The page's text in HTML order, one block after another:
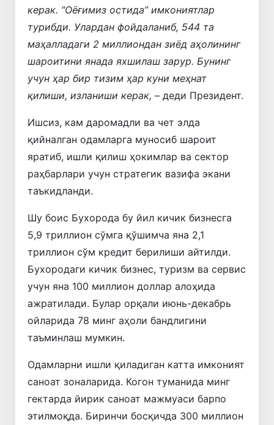
керак. “Оёғимиз остида” имкониятлар
турибди. Улардан фойдаланиб, 544 та
маҳалладаги 2 миллиондан зиёд аҳолининг
шароитини янада яхшилаш зарур. Бунинг
учун ҳар бир тизим ҳар куни меҳнат
қилиши, изланиши керак, – деди Президент.
Ишсиз, кам даромадли ва чет элда
қийналган одамларга муносиб шароит
яратиб, ишли қилиш ҳокимлар ва сектор
раҳбарлари учун стратегик вазифа экани
таъкидланди.
Шу боис Бухорода бу йил кичик бизнесга
5,9 триллион сўмга қўшимча яна 2,1
триллион сўм кредит берилиши айтилди.
Бухородаги кичик бизнес, туризм ва сервис
учун яна 100 миллион доллар алоҳида
ажратилади. Булар орқали июнь-декабрь
ойларида 78 минг аҳоли бандлигини
таъминлаш мумкин.
Одамларни ишли қиладиган катта имконият
саноат зоналарида. Когон туманида минг
гектарда йирик саноат мажмуаси барпо
этилмоқда. Биринчи босқичда 300 миллион